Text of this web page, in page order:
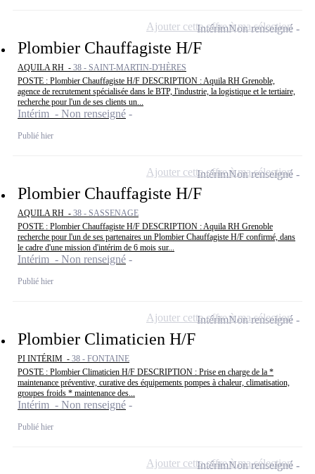
Plombier Chauffagiste H/F
AQUILA RH - 38 - SAINT-MARTIN-D'HÈRES
POSTE : Plombier Chauffagiste H/F DESCRIPTION : Aquila RH Grenoble,
agence de recrutement spécialisée dans le BTP, l'industrie, la logistique et le tertiaire,
recherche pour l'un de ses clients un...
Intérim - Non renseigné
Publié hier
IntérimNon renseigné
Ajouter cette offre à ma sélection
Plombier Chauffagiste H/F
AQUILA RH - 38 - SASSENAGE
POSTE : Plombier Chauffagiste H/F DESCRIPTION : Aquila RH Grenoble
recherche pour l'un de ses partenaires un Plombier Chauffagiste H/F confirmé, dans
le cadre d'une mission d'intérim de 6 mois sur...
Intérim - Non renseigné
Publié hier
IntérimNon renseigné
Ajouter cette offre à ma sélection
Plombier Climaticien H/F
PI INTÉRIM - 38 - FONTAINE
POSTE : Plombier Climaticien H/F DESCRIPTION : Prise en charge de la *
maintenance préventive, curative des équipements pompes à chaleur, climatisation,
groupes froids * maintenance des...
Intérim - Non renseigné
Publié hier
IntérimNon renseigné
Ajouter cette offre à ma sélection
IntérimNon renseigné
Ajouter cette offre à ma sélection